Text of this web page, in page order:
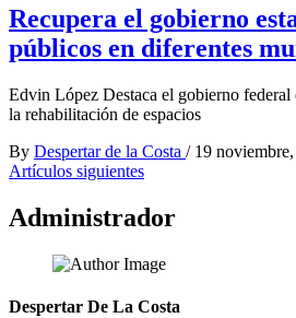
Recupera el gobierno
públicos en diferentes
Edvin López Destaca el gobierno federal
la rehabilitación de espacios
By Despertar de la Costa / 19
Navegación
de
entradas
Artículos siguientes
Administrador
Despertar De La Costa